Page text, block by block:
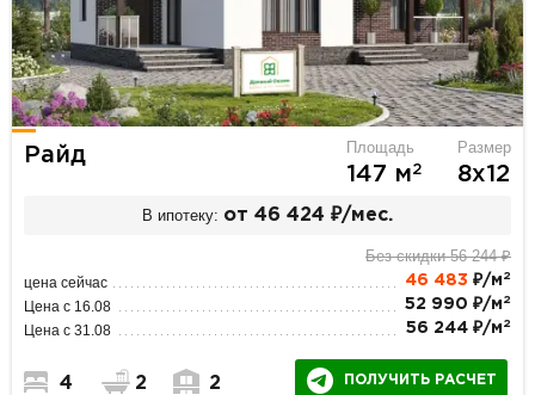
Райд Площадь
147 м2
Размер
8х12
В ипотеку: от 46 424 ₽/мес.
Без скидки 56 244 ₽
цена сейчас 46 483 ₽/м 2
Цена с 16.08 52 990 ₽/м 2
Цена с 31.08 56 244 ₽/м 2
4 2 2 ПОЛУЧИТЬ РАСЧЕТ